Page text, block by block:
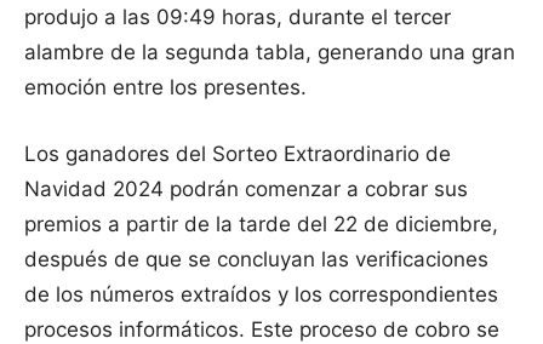
produjo a las 09:49 horas, durante el tercer
alambre de la segunda tabla, generando una gran
emoción entre los presentes.
Los ganadores del Sorteo Extraordinario de
Navidad 2024 podrán comenzar a cobrar sus
premios a partir de la tarde del 22 de diciembre,
después de que se concluyan las verificaciones
de los números extraídos y los correspondientes
procesos informáticos. Este proceso de cobro se